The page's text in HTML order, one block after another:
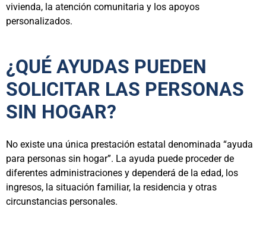
vivienda, la atención comunitaria y los apoyos
personalizados.
¿QUÉ AYUDAS PUEDEN
SOLICITAR LAS PERSONAS
SIN HOGAR?
No existe una única prestación estatal denominada “ayuda
para personas sin hogar”. La ayuda puede proceder de
diferentes administraciones y dependerá de la edad, los
ingresos, la situación familiar, la residencia y otras
circunstancias personales.